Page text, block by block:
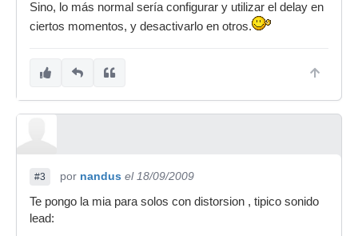
Sino, lo más normal sería configurar y utilizar el delay en
ciertos momentos, y desactivarlo en otros.
#3 por nandus el 18/09/2009
Te pongo la mia para solos con distorsion , tipico sonido
lead: